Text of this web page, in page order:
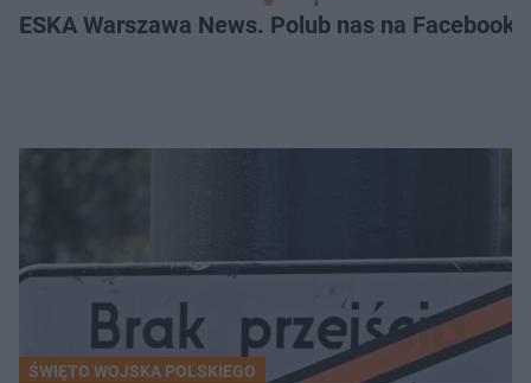
ESKA Warszawa News. Polub nas na
ŚWIĘTO WOJSKA POLSKIEGO